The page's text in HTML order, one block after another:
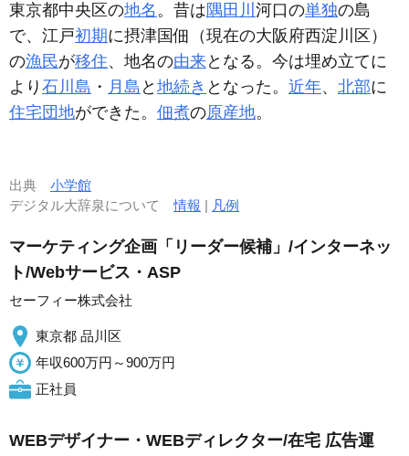
東京都中央区の地名 。昔は 隅田川 河口の単独の島
で、江戸初期に摂津国佃（現在の大阪府西淀川区）
の漁民が移住、地名の由来となる。今は埋め立てに
より 石川島 ・ 月島 と 地続き となった。 近年、 北部に
住宅団地ができた。 佃煮の原産地。
出典 小学館
デジタル大辞泉について情報 | 凡例
マーケティング企画「リーダー候補」/インターネッ
ト/Webサービス・ASP
セーフィー株式会社
東京都 品川区
年収600万円～900万円
正社員
WEBデザイナー・WEBディレクター/在宅 広告運